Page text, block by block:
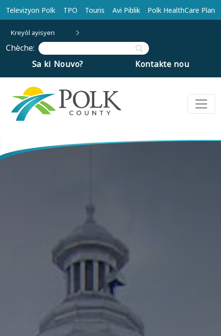
Ale nan kontni prensipal la
Televizyon Polk TPO Touris Avi Piblik Polk HealthCare Plan
Kreyòl ayisyen
Chèche:
Sa ki Nouvo?
Kontakte nou